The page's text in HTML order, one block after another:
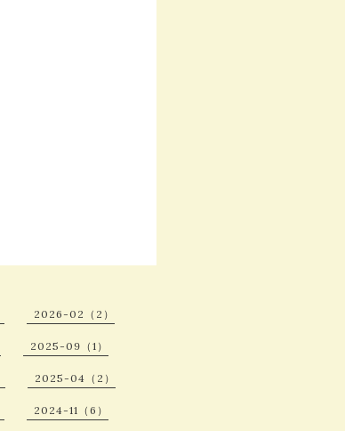
2026-02（2）
2025-09（1）
2025-04（2）
2024-11（6）